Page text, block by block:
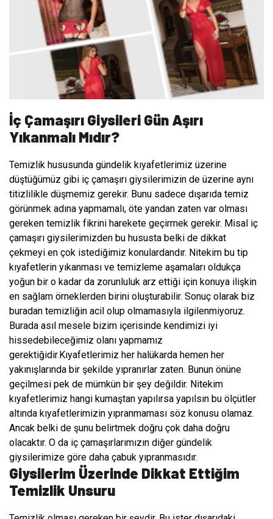
İç Çamaşırı Giysileri Gün Aşırı
Yıkanmalı Mıdır?
Temizlik hususunda gündelik kıyafetlerimiz üzerine
düştüğümüz gibi iç çamaşırı giysilerimizin de üzerine aynı
titizlilikle düşmemiz gerekir. Bunu sadece dışarıda temiz
görünmek adına yapmamalı, öte yandan zaten var olması
gereken temizlik fikrini harekete geçirmek gerekir. Misal iç
çamaşırı giysilerimizden bu hususta belki de dikkat
çekmeyi en çok istediğimiz konulardandır. Nitekim bu tip
kıyafetlerin yıkanması ve temizleme aşamaları oldukça
yoğun bir o kadar da zorunluluk arz ettiği için konuya ilişkin
en sağlam örneklerden birini oluşturabilir. Sonuç olarak biz
buradan temizliğin acil olup olmamasıyla ilgilenmiyoruz.
Burada asıl mesele bizim içerisinde kendimizi iyi
hissedebileceğimiz olanı yapmamız
gerektiğidir.Kıyafetlerimiz her halükarda hemen her
yakınışlarında bir şekilde yıpranırlar zaten. Bunun önüne
geçilmesi pek de mümkün bir şey değildir. Nitekim
kıyafetlerimiz hangi kumaştan yapılırsa yapılsın bu ölçütler
altında kıyafetlerimizin yıpranmaması söz konusu olamaz.
Ancak belki de şunu belirtmek doğru çok daha doğru
olacaktır. O da iç çamaşırlarımızın diğer gündelik
giysilerimize göre daha çabuk yıpranmasıdır.
Giysilerim Üzerinde Dikkat Ettiğim
Temizlik Unsuru